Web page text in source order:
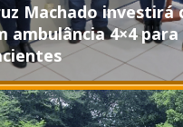
Machado investirá
ambulância 4×4